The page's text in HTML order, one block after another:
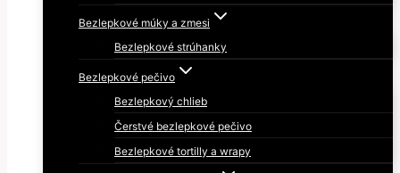
Bezlepkové múky a zmesi
Bezlepkové strúhanky
Bezlepkové pečivo
Bezlepkový chlieb
Čerstvé bezlepkové pečivo
Bezlepkové tortilly a wrapy